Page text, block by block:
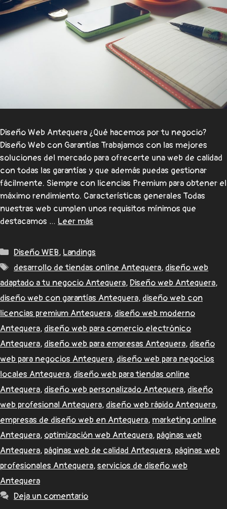
Diseño Web Antequera ¿Qué hacemos por tu negocio?
Diseño Web con Garantías Trabajamos con las mejores
soluciones del mercado para ofrecerte una web de calidad
con todas las garantías y que además puedas gestionar
fácilmente. Siempre con licencias Premium para obtener el
máximo rendimiento. Características generales Todas
nuestras web cumplen unos requisitos mínimos que
destacamos … Leer más
Diseño WEB, Landings
desarrollo de tiendas online Antequera, diseño web
adaptado a tu negocio Antequera,Diseño web Antequera,
diseño web con garantías Antequera, diseño web con
licencias premium Antequera, diseño web moderno
Antequera, diseño web para comercio electrónico
Antequera, diseño web para empresas Antequera, diseño
web para negocios Antequera, diseño web para negocios
locales Antequera, diseño web para tiendas online
Antequera, diseño web personalizado Antequera, diseño
web profesional Antequera, diseño web rápido Antequera,
empresas de diseño web en Antequera, marketing online
Antequera, optimización web Antequera, páginas web
Antequera, páginas web de calidad Antequera, páginas web
profesionales Antequera,servicios de diseño web
Antequera
Deja un comentario